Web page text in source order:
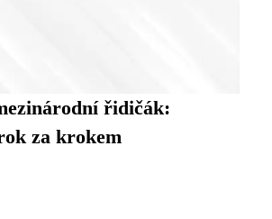
řidičák:
za krokem